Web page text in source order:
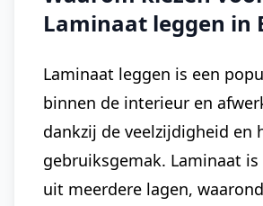
Laminaat leggen in
Laminaat leggen is een
binnen de interieur en
dankzij de veelzijdigheid en
gebruiksgemak. Laminaat
uit meerdere lagen,